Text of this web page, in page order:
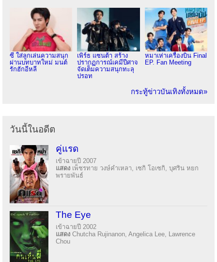
ซี ใส่ลูกเล่นความสนุก
ผ่านบทบาทใหม่ มนต์
รักฮักอีหลี
เพิร์ธ แซนต้า สร้าง
ปรากฏการณ์เคมีปีศาจ
จัดเต็มความสนุกทะลุ
ปรอท
หมาเห่าเครื่องบิน Final
EP. Fan Meeting
กระทู้ข่าวบันเทิงทั้งหมด»
วันนี้ในอดีต
คู่แรด
เข้าฉายปี 2007
แสดง เพ็ชรทาย วงษ์คำเหลา, เซกิ โอเซกิ, บุศริน หยก
พรายพันธ์
The Eye
เข้าฉายปี 2002
แสดง Chutcha Rujinanon, Angelica Lee, Lawrence
Chou